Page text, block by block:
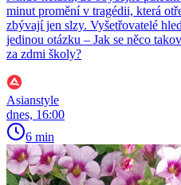
minut promění v tragédii, která
zbývají jen slzy. Vyšetřovatelé
jedinou otázku – Jak se něco
za zdmi školy?
Asianstyle
dnes, 16:00
6 min